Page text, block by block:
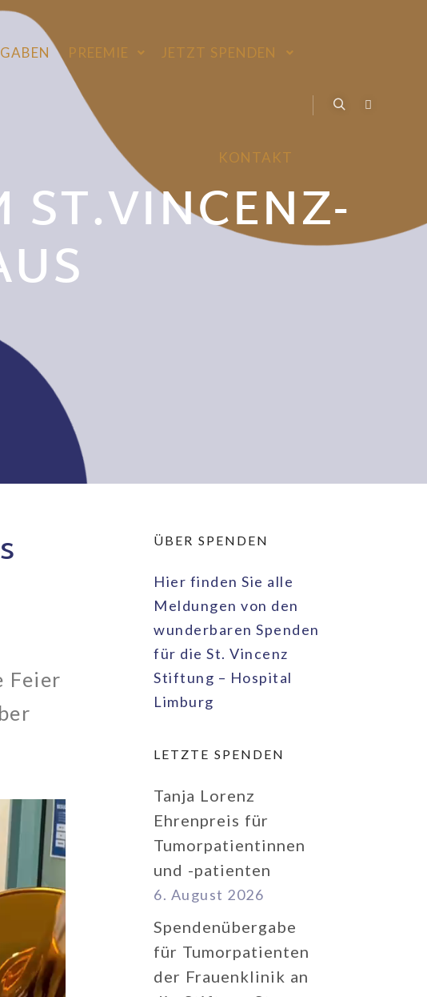
PREEMIE JETZT SPENDEN
KONTAKT
ST.VINCENZ-
Feier
ÜBER SPENDEN
Hier finden Sie alle
Meldungen von den
wunderbaren Spenden
für die St. Vincenz
Stiftung – Hospital
Limburg
LETZTE SPENDEN
Tanja Lorenz
Ehrenpreis für
Tumorpatientinnen
und -patienten
6. August 2026
Spendenübergabe
für Tumorpatienten
der Frauenklinik an